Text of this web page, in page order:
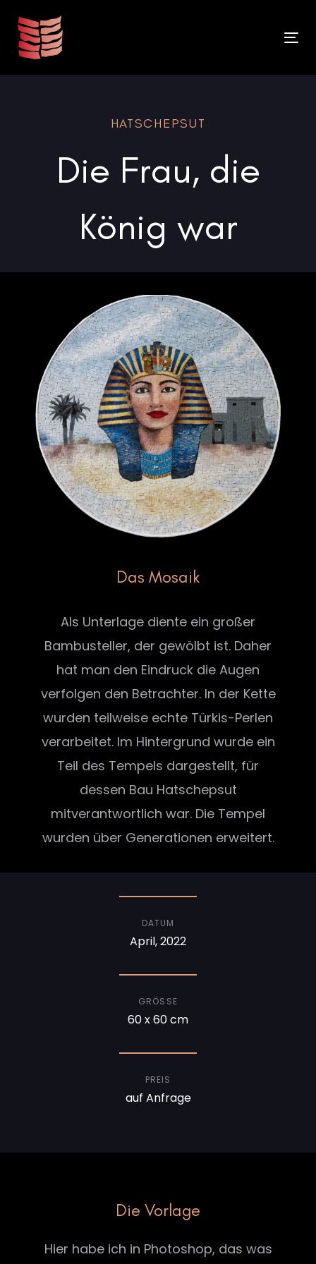
überspringen
primären
Navigation
HATSCHEPSUT
Die Frau, die
König war
Das Mosaik
Als Unterlage diente ein großer
Bambusteller, der gewölbt ist. Daher
hat man den Eindruck die Augen
verfolgen den Betrachter. In der Kette
wurden teilweise echte Türkis-Perlen
verarbeitet. Im Hintergrund wurde ein
Teil des Tempels dargestellt, für
dessen Bau Hatschepsut
mitverantwortlich war. Die Tempel
wurden über Generationen erweitert.
DATUM
April, 2022
GRÖSSE
60 x 60 cm
PREIS
auf Anfrage
Die Vorlage
Hier habe ich in Photoshop, das was